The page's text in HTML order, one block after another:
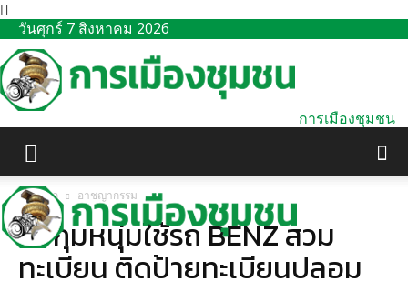
วันศุกร์ 7 สิงหาคม 2026
การเมืองชุมชน
หน้าแรก อาชญากรรม
จับกุมหนุ่มใช้รถ BENZ สวม
ทะเบียน ติดป้ายทะเบียนปลอม